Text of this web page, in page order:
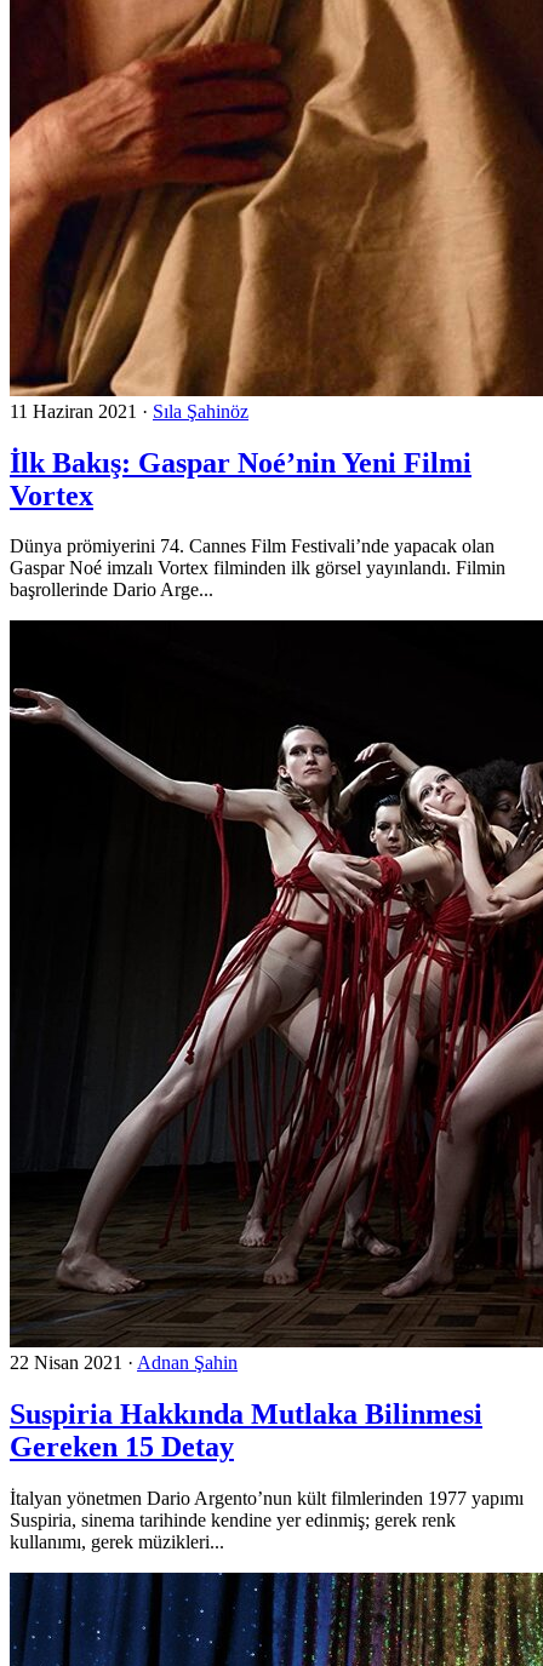
11 Haziran 2021 · Sıla Şahinöz
İlk Bakış: Gaspar Noé’nin Yeni Filmi
Vortex
Dünya prömiyerini 74. Cannes Film Festivali’nde yapacak olan
Gaspar Noé imzalı Vortex filminden ilk görsel yayınlandı. Filmin
başrollerinde Dario Arge...
22 Nisan 2021 · Adnan Şahin
Suspiria Hakkında Mutlaka Bilinmesi
Gereken 15 Detay
İtalyan yönetmen Dario Argento’nun kült filmlerinden 1977 yapımı
Suspiria, sinema tarihinde kendine yer edinmiş; gerek renk
kullanımı, gerek müzikleri...